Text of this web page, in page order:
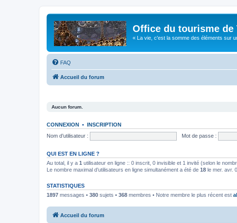
Office du tourisme de
« La vie, c'est la somme des éléments sur
FAQ
Accueil du forum
Aucun forum.
CONNEXION • INSCRIPTION
Nom d’utilisateur :
Mot de passe :
QUI EST EN LIGNE ?
Au total, il y a 1 utilisateur en ligne :: 0 inscrit, 0 invisible et 1 invité (selon le
Le nombre maximal d’utilisateurs en ligne simultanément a été de 18 le mer. avr.
STATISTIQUES
1897 messages • 380 sujets • 368 membres • Notre membre le plus récent est
Accueil du forum